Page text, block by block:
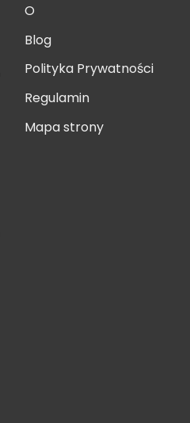
O
Blog
Polityka Prywatności
Regulamin
Mapa strony